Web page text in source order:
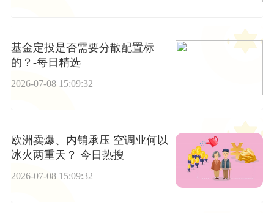
基金定投是否需要分散配置标
的？-每日精选
2026-07-08 15:09:32
欧洲卖爆、内销承压 空调业何以
冰火两重天？ 今日热搜
2026-07-08 15:09:32